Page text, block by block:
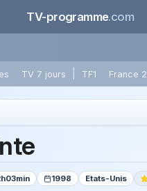
TV-programme.com
TV 7 jours TF1 France 2
1998 Etats-Unis